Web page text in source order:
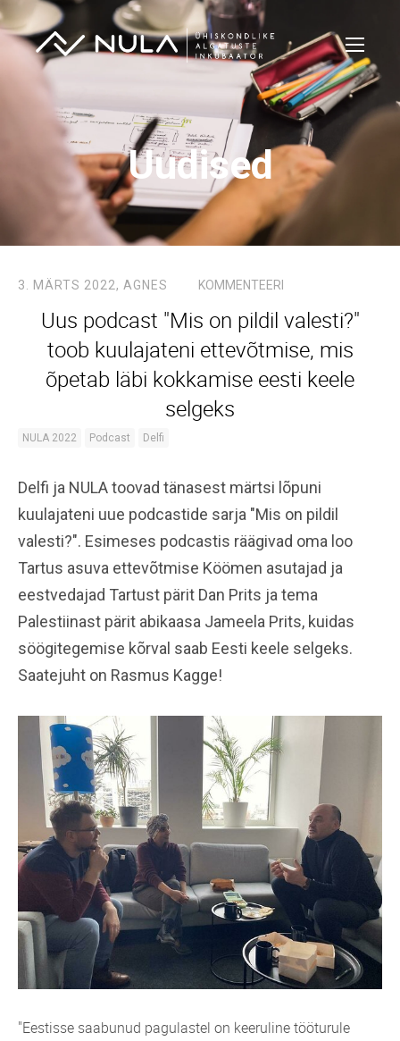
Uudised
3. MÄRTS 2022, AGNES KOMMENTEERI
Uus podcast "Mis on pildil valesti?"
toob kuulajateni ettevõtmise, mis
õpetab läbi kokkamise eesti keele
selgeks
NULA 2022 Podcast Delfi
Delfi ja NULA toovad tänasest märtsi lõpuni
kuulajateni uue podcastide sarja "Mis on pildil
valesti?". Esimeses podcastis räägivad oma loo
Tartus asuva ettevõtmise Köömen asutajad ja
eestvedajad Tartust pärit Dan Prits ja tema
Palestiinast pärit abikaasa Jameela Prits, kuidas
söögitegemise kõrval saab Eesti keele selgeks.
Saatejuht on Rasmus Kagge!
"Eestisse saabunud pagulastel on keeruline tööturule